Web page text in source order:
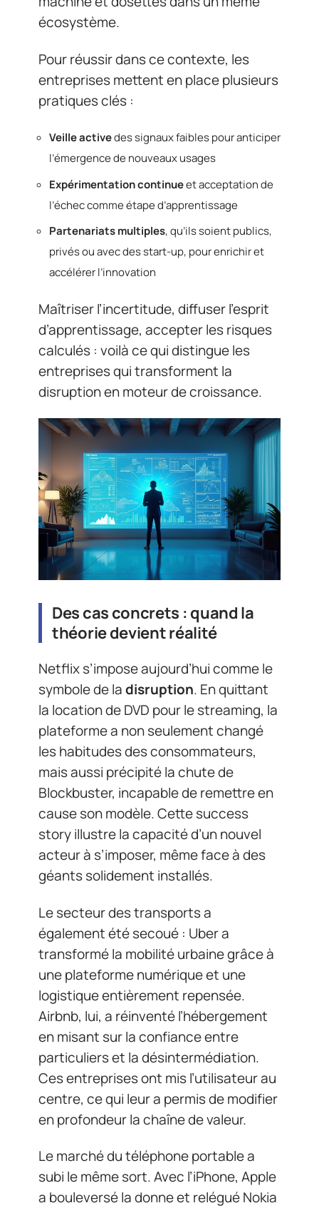
écosystème.
Pour réussir dans ce contexte, les
entreprises mettent en place plusieurs
pratiques clés :
Veille activedes signaux faibles pour anticiper
l’émergence de nouveaux usages
Expérimentation continueet acceptation de
l’échec comme étape d’apprentissage
Partenariats multiples, qu’ils soient publics,
privés ou avec des start-up, pour enrichir et
accélérer l’innovation
Maîtriser l’incertitude, diffuser l’esprit
d’apprentissage, accepter les risques
calculés : voilà ce qui distingue les
entreprises qui transforment la
disruption en moteur de croissance.
Des cas concrets : quand la
théorie devient réalité
Netflix s’impose aujourd’hui comme le
symbole de ladisruption. En quittant
la location de DVD pour le streaming, la
plateforme a non seulement changé
les habitudes des consommateurs,
mais aussi précipité la chute de
Blockbuster, incapable de remettre en
cause son modèle. Cette success
story illustre la capacité d’un nouvel
acteur à s’imposer, même face à des
géants solidement installés.
Le secteur des transports a
également été secoué : Uber a
transformé la mobilité urbaine grâce à
une plateforme numérique et une
logistique entièrement repensée.
Airbnb, lui, a réinventé l’hébergement
en misant sur la confiance entre
particuliers et la désintermédiation.
Ces entreprises ont mis l’utilisateur au
centre, ce qui leur a permis de modifier
en profondeur la chaîne de valeur.
Le marché du téléphone portable a
subi le même sort. Avec l’iPhone, Apple
a bouleversé la donne et relégué Nokia